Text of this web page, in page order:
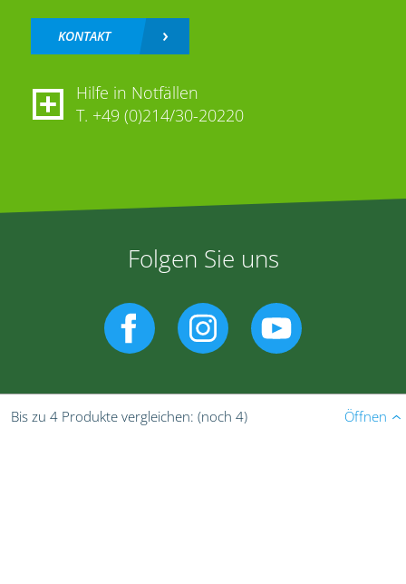
Öffnen
Bis zu 4 Produkte vergleichen: (noch 4)
KONTAKT
Hilfe in Notfällen
T. +49 (0)214/30-20220
Folgen Sie uns
Allgemeine Nutzungsbedingungen
Datenschutzerklärung